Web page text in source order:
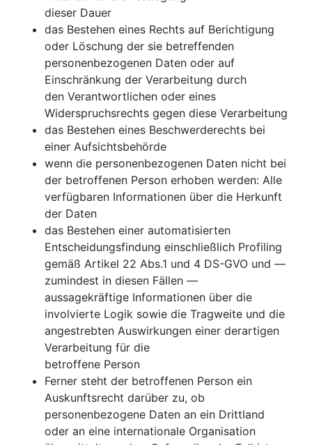
dieser Dauer
das Bestehen eines Rechts auf Berichtigung
oder Löschung der sie betreffenden
personenbezogenen Daten oder auf
Einschränkung der Verarbeitung durch
den Verantwortlichen oder eines
Widerspruchsrechts gegen diese Verarbeitung
das Bestehen eines Beschwerderechts bei
einer Aufsichtsbehörde
wenn die personenbezogenen Daten nicht bei
der betroffenen Person erhoben werden: Alle
verfügbaren Informationen über die Herkunft
der Daten
das Bestehen einer automatisierten
Entscheidungsfindung einschließlich Profiling
gemäß Artikel 22 Abs.1 und 4 DS-GVO und —
zumindest in diesen Fällen —
aussagekräftige Informationen über die
involvierte Logik sowie die Tragweite und die
angestrebten Auswirkungen einer derartigen
Verarbeitung für die
betroffene Person
Ferner steht der betroffenen Person ein
Auskunftsrecht darüber zu, ob
personenbezogene Daten an ein Drittland
oder an eine internationale Organisation